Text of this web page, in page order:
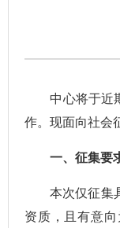
中心将于近期
作。现面向社会
一、征集要
本次仅征集具
资质，且有意